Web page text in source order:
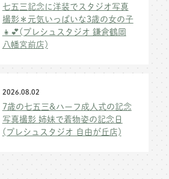
七五三記念に洋装でスタジオ写真
撮影＊元気いっぱいな3歳の女の子
👧💕(プレシュスタジオ 鎌倉鶴岡
八幡宮前店)
2026.08.02
7歳の七五三&ハーフ成人式の記念
写真撮影 姉妹で着物姿の記念日
(プレシュスタジオ 自由が丘店)